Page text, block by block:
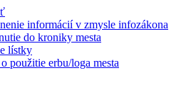
informácií v zmysle infozákona
do kroniky mesta
lístky
použitie erbu/loga mesta